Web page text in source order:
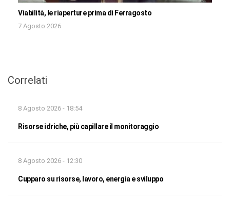
Viabilità, le riaperture prima di Ferragosto
7 Agosto 2026
Correlati
8 Agosto 2026 - 18:54
Risorse idriche, più capillare il monitoraggio
8 Agosto 2026 - 12:30
Cupparo su risorse, lavoro, energia e sviluppo